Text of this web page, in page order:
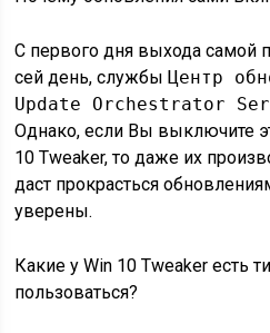
С первого дня выхода самой
сей день, службыЦентр
Update Orchestrator
Однако, если Вы выключите
10 Tweaker, то даже их
даст прокрасться
уверены.
Какие у Win 10 Tweaker есть
пользоваться?